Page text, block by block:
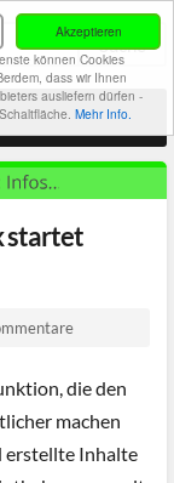
Akzeptieren
können Cookies
dass wir Ihnen
ausliefern dürfen -
Mehr Info.
startet
die den
machen
erstellte Inhalte